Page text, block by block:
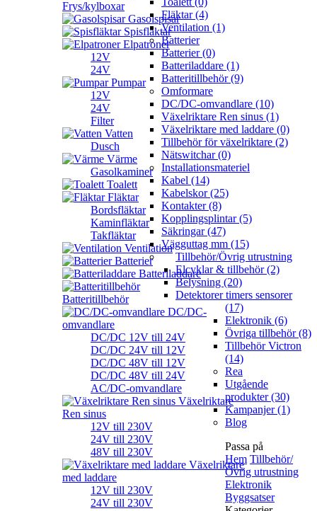
Frys/kylboxar
Gasolspisar
Spisfläktar
Elpatroner
12V
24V
Pumpar
12V
24V
Filter
Vatten
Dusch
Värme
Gasolkaminer
Toalett
Fläktar
Bordsfläktar
Kaminfläktar
Takfläktar
Ventilation
Batterier
Batteriladdare
Batteritillbehör
DC/DC-
omvandlare
DC/DC 12V till 24V
DC/DC 24V till 12V
DC/DC 48V till 12V
DC/DC 48V till 24V
AC/DC-omvandlare
Växelriktare
Ren sinus
12V till 230V
24V till 230V
48V till 230V
Växelriktare
med laddare
12V till 230V
24V till 230V
Fläktar (4)
Ventilation (1)
Batterier
Batterier (0)
Batteriladdare (1)
Batteritillbehör (9)
Omformare
DC/DC-omvandlare (10)
Växelriktare Ren sinus (1)
Växelriktare med laddare (0)
Tillbehör för växelriktare (2)
Nätswitchar (0)
Installationsmateriel
Kabel (14)
Kabelskor (25)
Kontakter (8)
Kopplingsplintar (5)
Säkringar (47)
Vägguttag mm (15)
Tillbehör/Övrig utrustning
Elcyklar & tillbehör (2)
Belysning (20)
Detektorer timers sensorer
(17)
Elektronik (6)
Övriga tillbehör (8)
Tillbehör Victron
(14)
Rea
Utgående
produkter (30)
Kampanjer (1)
Blog
Passa på
Hem Tillbehör/
Övrig utrustning
Elektronik
Byggsatser